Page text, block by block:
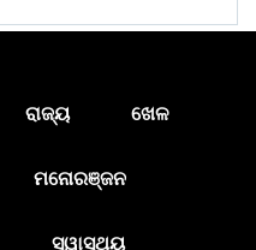
ରାଜ୍ୟ ଖେଳ
ମନୋରଞ୍ଜନ
ସ୍ୱାସ୍ଥ୍ୟ